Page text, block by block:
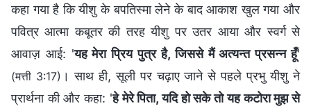
कहा गया है कि यीशु के बपतिस्मा लेने के बाद आकाश खुल गया और
पवित्र आत्मा कबूतर की तरह यीशु पर उतर आया और स्वर्ग से
आवाज़ आई: 'यह मेरा प्रिय पुत्र है, जिससे मैं अत्यन्त प्रसन्न हूँ'
(मत्ती 3:17) । साथ ही, सूली पर चढ़ाए जाने से पहले प्रभु यीशु ने
प्रार्थना की और कहा: 'हे मेरे पिता, यदि हो सके तो यह कटोरा मुझ से